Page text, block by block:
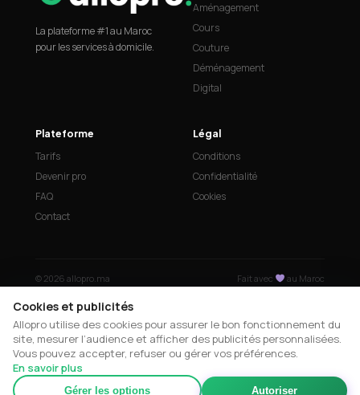
La plateforme #1 au Maroc
pour les services à domicile.
Aménagement
Cours
Couture
Déménagement
Digital
Plateforme
Tarifs
Devenir pro
FAQ
Contact
Légal
Conditions
Confidentialité
Cookies
© 2026 allopro.ma Fait avec au Maroc
Cookies et publicités
Allopro utilise des cookies pour assurer le bon fonctionnement du
site, mesurer l’audience et afficher des publicités personnalisées.
Vous pouvez accepter, refuser ou gérer vos préférences.
En savoir plus
Gérer les options Autoriser